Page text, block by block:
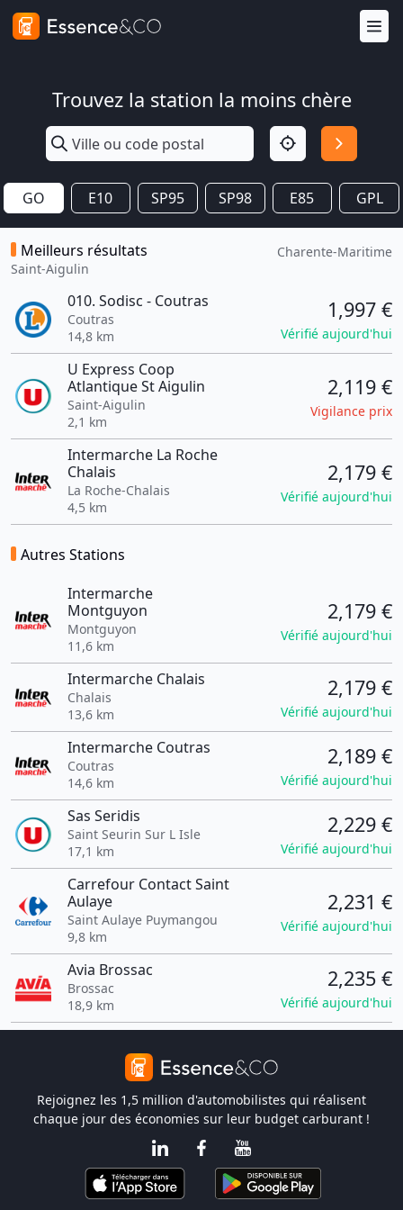
Trouvez la station la moins chère
GO E10 SP95 SP98 E85 GPL
Meilleurs résultats
Saint-Aigulin
Charente-Maritime
010. Sodisc - Coutras
Coutras
14,8 km
1,997 €
Vérifié aujourd'hui
U Express Coop
Atlantique St Aigulin
Saint-Aigulin
2,1 km
2,119 €
Vigilance prix
Intermarche La Roche
Chalais
La Roche-Chalais
4,5 km
2,179 €
Vérifié aujourd'hui
Autres Stations
Intermarche
Montguyon
Montguyon
11,6 km
2,179 €
Vérifié aujourd'hui
Intermarche Chalais
Chalais
13,6 km
2,179 €
Vérifié aujourd'hui
Intermarche Coutras
Coutras
14,6 km
2,189 €
Vérifié aujourd'hui
Sas Seridis
Saint Seurin Sur L Isle
17,1 km
2,229 €
Vérifié aujourd'hui
Carrefour Contact Saint
Aulaye
Saint Aulaye Puymangou
9,8 km
2,231 €
Vérifié aujourd'hui
Avia Brossac
Brossac
18,9 km
2,235 €
Vérifié aujourd'hui
Rejoignez les 1,5 million d'automobilistes qui réalisent
chaque jour des économies sur leur budget carburant !